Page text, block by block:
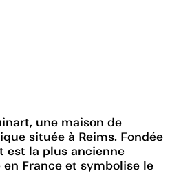
une maison de
située à Reims. Fondée
est la plus ancienne
France et symbolise le